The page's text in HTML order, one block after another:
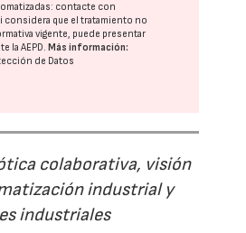
contacte con
considera que el tratamiento no
vigente, puede presentar
laAEPD .Más información:
de Datos
colaborativa, visión
industrial y
industriales